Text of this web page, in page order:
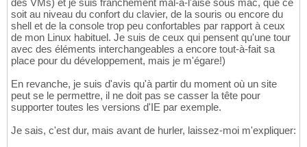
des VMs) et je suis franchement mal-à-l'aise sous mac, que ce
soit au niveau du confort du clavier, de la souris ou encore du
shell et de la console trop peu confortables par rapport à ceux
de mon Linux habituel. Je suis de ceux qui pensent qu'une tour
avec des éléments interchangeables a encore tout-à-fait sa
place pour du développement, mais je m'égare!)
En revanche, je suis d'avis qu'à partir du moment où un site
peut se le permettre, il ne doit pas se casser la tête pour
supporter toutes les versions d'IE par exemple.
Je sais, c'est dur, mais avant de hurler, laissez-moi m'expliquer: